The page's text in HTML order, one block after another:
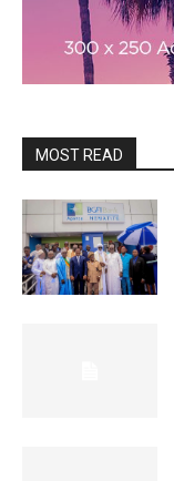
MOST READ